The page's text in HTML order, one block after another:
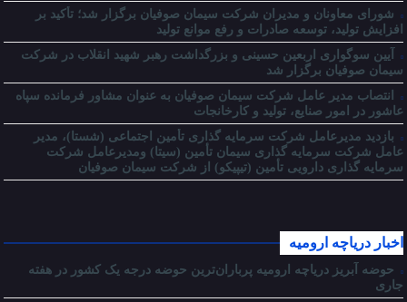
شورای معاونان و مدیران شرکت سیمان صوفیان برگزار شد؛ تأکید بر
افزایش تولید، توسعه صادرات و رفع موانع تولید
آیین سوگواری اربعین حسینی و بزرگداشت رهبر شهید انقلاب در شرکت
سیمان صوفیان برگزار شد
انتصاب مدیر عامل شرکت سیمان صوفیان به عنوان مشاور فرمانده سپاه
عاشور در امور صنایع، تولید و کارخانجات
بازدید مدیرعامل شرکت سرمایه گذاری تأمین اجتماعی (شستا)، مدیر
عامل شرکت سرمایه گذاری سیمان تأمین (سیتا) ومدیرعامل شرکت
سرمایه گذاری دارویی تأمین (تیپیکو) از شرکت سیمان صوفیان
اخبار دریاچه ارومیه
حوضه آبریز دریاچه ارومیه پرباران‌ترین حوضه‌ درجه یک کشور در هفته
جاری